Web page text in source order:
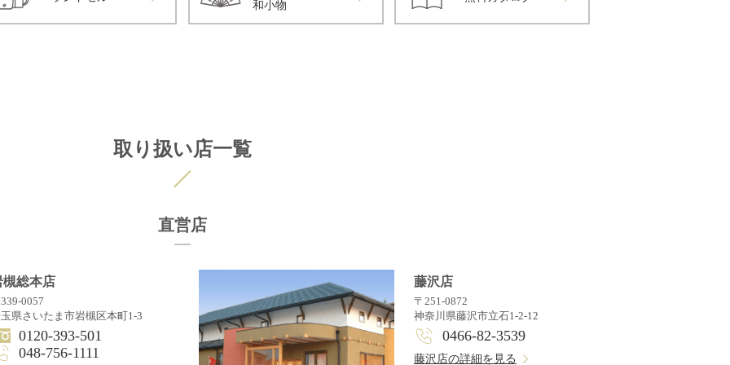
和小物
取り扱い店一覧
直営店
槻総本店
0057
県さいたま市岩槻区本町1-3
0120-393-501
048-756-1111
藤沢店
〒251-0872
神奈川県藤沢市立石1-2-12
0466-82-3539
藤沢店の詳細を見る